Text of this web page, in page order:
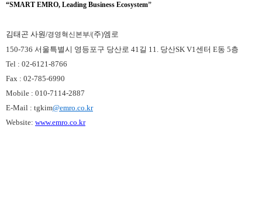
“SMART EMRO, Leading Business Ecosystem”
김태곤 사원/경영혁신본부/(주)엠로
150-736 서울특별시 영등포구 당산로 41 길 11. 당산SK V1 센터 E동 5층
Tel : 02-6121-8766
Fax : 02-785-6990
Mobile : 010-7114-2887
E-Mail : tgkim@emro.co.kr
Website: www.emro.co.kr